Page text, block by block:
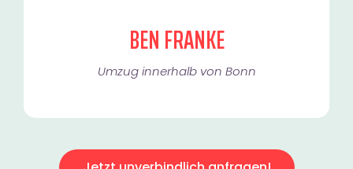
BEN FRANKE
Umzug innerhalb von Bonn​